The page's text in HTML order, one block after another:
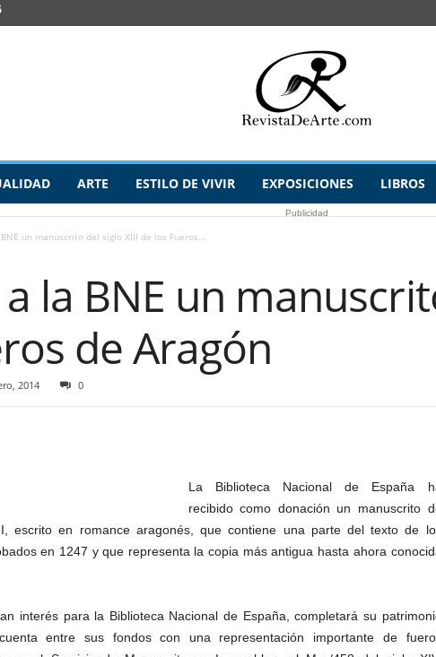
ARTE ESTILO DE VIVIR EXPOSICIONES LIBROS
Publicidad
un manuscrito del siglo XIII de los Fueros...
la BNE un
de Aragón
2014 0
La Biblioteca Nacional de España
recibido como donación un manuscrito
escrito en romance aragonés, que contiene una parte del texto de
en 1247 y que representa la copia más antigua hasta ahora
interés para la Biblioteca Nacional de España, completará su
entre sus fondos con una representación importante de